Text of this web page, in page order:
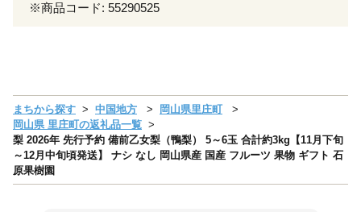
※商品コード: 55290525
まちから探す 中国地方
岡山県里庄町
岡山県 里庄町の返礼品一覧
梨 2026年 先行予約 備前乙女梨（鴨梨） 5～6玉 合計約3kg【11月下旬
～12月中旬頃発送】 ナシ なし 岡山県産 国産 フルーツ 果物 ギフト 石
原果樹園